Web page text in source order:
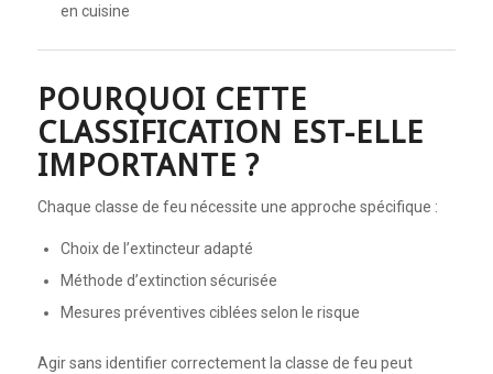
en cuisine
POURQUOI CETTE
CLASSIFICATION EST-ELLE
IMPORTANTE ?
Chaque classe de feu nécessite une approche spécifique :
Choix de l’extincteur adapté
Méthode d’extinction sécurisée
Mesures préventives ciblées selon le risque
Agir sans identifier correctement la classe de feu peut